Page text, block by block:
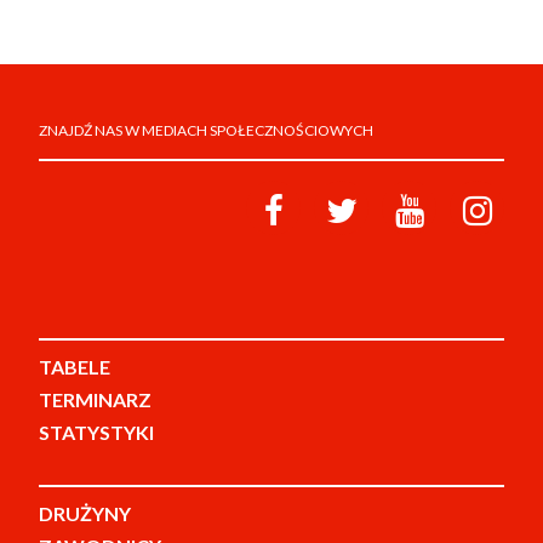
ZNAJDŹ NAS W MEDIACH SPOŁECZNOŚCIOWYCH
TABELE
TERMINARZ
STATYSTYKI
DRUŻYNY